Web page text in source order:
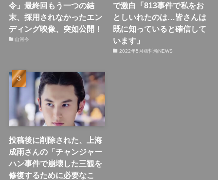
令」最終回もう一つの結
末、採用されなかったエン
ディング映像、突如公開！
山河令
で激白「813事件で私をお
としいれたのは…皆さんは
既に知っていると確信して
います」
2022年5月張哲瀚NEWS
投稿後に削除された、上海
成雨さんの「チャンジャー
ハン事件で崩壊した三観を
修復するために必要なこ